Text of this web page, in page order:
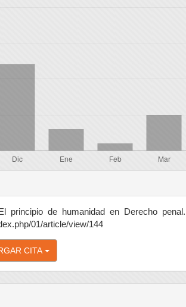
principio de humanidad en Derecho penal.
01/article/view/144
CITA